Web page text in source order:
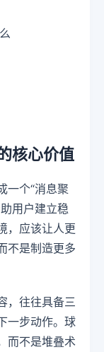
核心价值
一个“消息聚
用户建立稳
，应该让人更
不是制造更多
，往往具备三
一步动作。球
而不是堆叠术